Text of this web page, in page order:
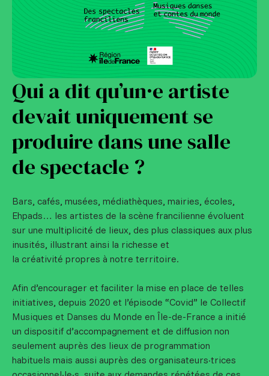
Qui a dit qu’un·e artiste
devait uniquement se
produire dans une salle
de spectacle ?
Bars, cafés, musées, médiathèques, mairies, écoles,
Ehpads… les artistes de la scène francilienne évoluent
sur une multiplicité de lieux, des plus classiques aux plus
inusités, illustrant ainsi la richesse et
la créativité propres à notre territoire.
Afin d’encourager et faciliter la mise en place de telles
initiatives, depuis 2020 et l’épisode “Covid” le Collectif
Musiques et Danses du Monde en Île-de-France a initié
un dispositif d’accompagnement et de diffusion non
seulement auprès des lieux de programmation
habituels mais aussi auprès des organisateurs·trices